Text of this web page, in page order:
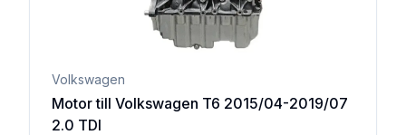
Volkswagen
Motor till Volkswagen T6 2015/04-2019/07
2.0 TDI